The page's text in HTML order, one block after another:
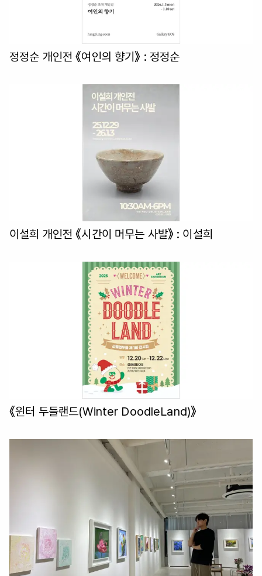
정정순 개인전 《여인의 향기》 : 정정순
이설희 개인전 《시간이 머무는 사발》 : 이설희
《윈터 두들랜드(Winter DoodleLand)》